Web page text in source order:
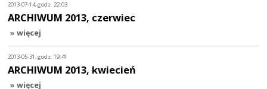
2013-07-14, godz. 22:03
ARCHIWUM 2013, czerwiec
» więcej
2013-05-31, godz. 19:41
ARCHIWUM 2013, kwiecień
» więcej